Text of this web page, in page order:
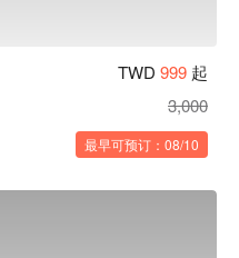
TWD 999 起
3,000
最早可预订：08/10